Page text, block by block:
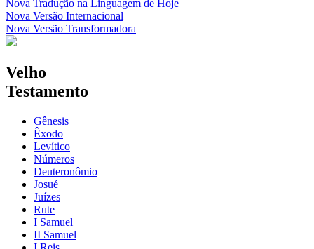
Nova Tradução na Linguagem de Hoje
Nova Versão Internacional
Nova Versão Transformadora
Velho
Testamento
Gênesis
Êxodo
Levítico
Números
Deuteronômio
Josué
Juízes
Rute
I Samuel
II Samuel